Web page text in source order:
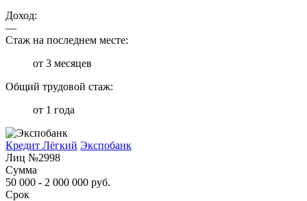
Доход:
—
Стаж на последнем месте:
от 3 месяцев
Общий трудовой стаж:
от 1 года
Кредит Лёгкий Экспобанк
Лиц №2998
Сумма
50 000 - 2 000 000 руб.
Срок